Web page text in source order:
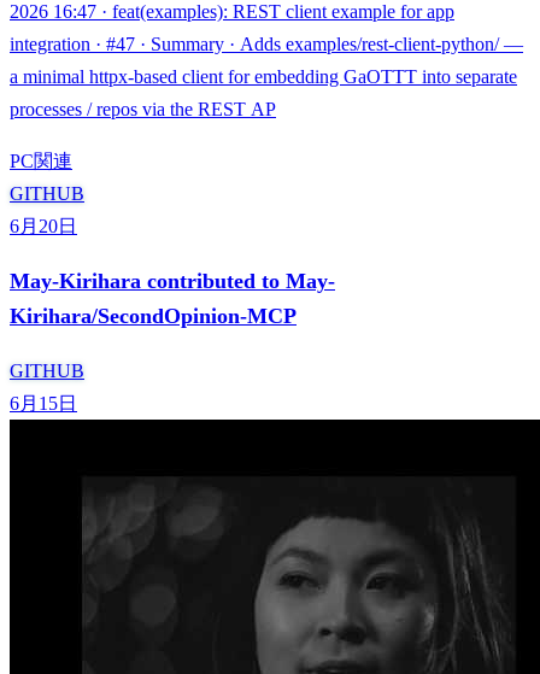
2026 16:47 · feat(examples): REST client example for app
integration · #47 · Summary · Adds examples/rest-client-python/ —
a minimal httpx-based client for embedding GaOTTT into separate
processes / repos via the REST AP
PC関連
GITHUB
6月20日
May-Kirihara contributed to May-
Kirihara/SecondOpinion-MCP
GITHUB
6月15日